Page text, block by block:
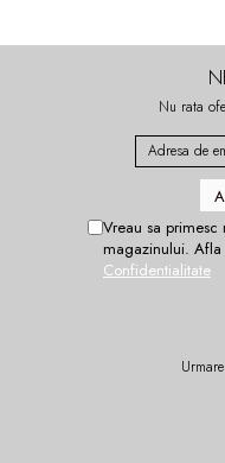
Nu rata
Vreau sa primesc
magazinului.
Confidentialitate